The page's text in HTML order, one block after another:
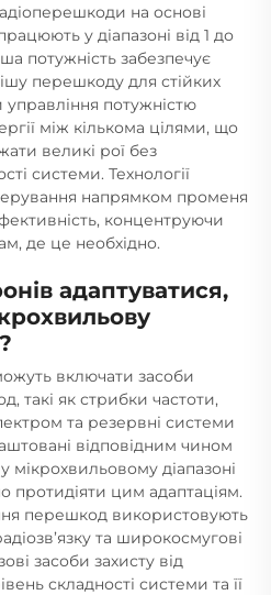
на основі
у діапазоні від 1 до
потужність забезпечує
перешкоду для стійких
управління потужністю
між кількома цілями, що
великі рої без
системи. Технології
напрямком променя
концентруючи
де це необхідно.
адаптуватися,
включати засоби
такі як стрибки частоти,
та резервні системи
відповідним чином
діапазоні
цим адаптаціям.
перешкод використовують
та широкосмугові
засоби захисту від
складності системи та її